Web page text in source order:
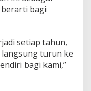
bagi
setiap tahun,
langsung turun ke
bagi kami,”